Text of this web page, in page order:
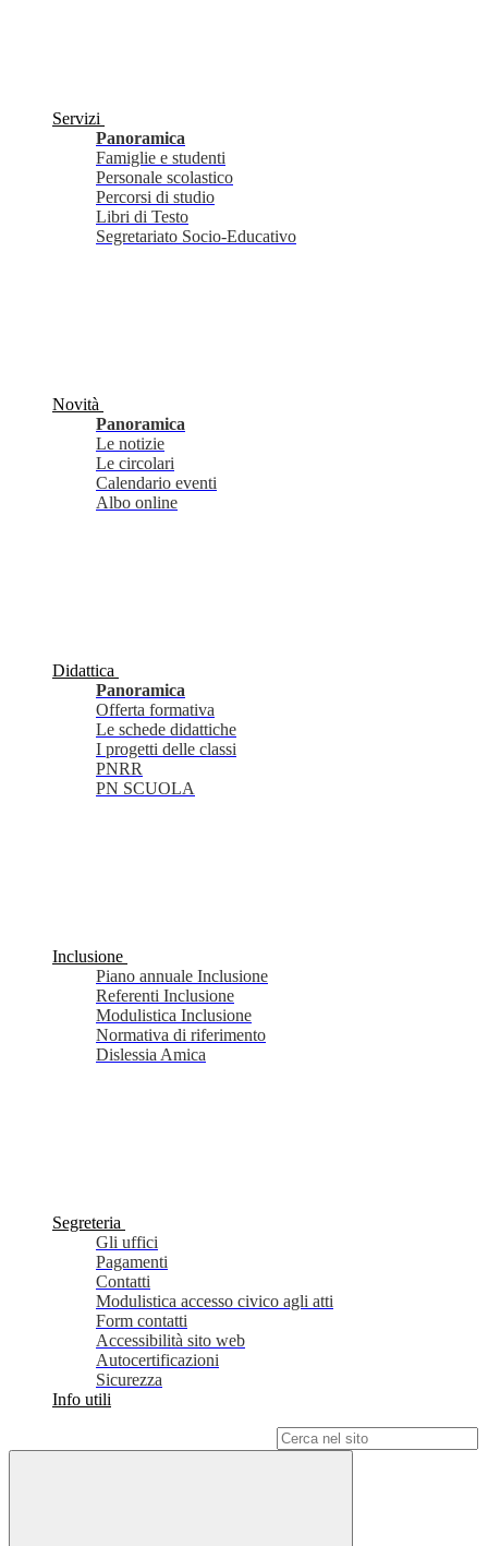
Servizi
Panoramica
Famiglie e studenti
Personale scolastico
Percorsi di studio
Libri di Testo
Segretariato Socio-Educativo
Novità
Panoramica
Le notizie
Le circolari
Calendario eventi
Albo online
Didattica
Panoramica
Offerta formativa
Le schede didattiche
I progetti delle classi
PNRR
PN SCUOLA
Inclusione
Piano annuale Inclusione
Referenti Inclusione
Modulistica Inclusione
Normativa di riferimento
Dislessia Amica
Segreteria
Gli uffici
Pagamenti
Contatti
Modulistica accesso civico agli atti
Form contatti
Accessibilità sito web
Autocertificazioni
Sicurezza
Info utili